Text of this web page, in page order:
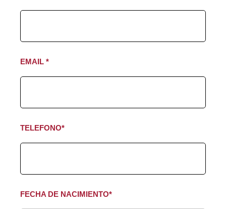
EMAIL *
TELEFONO*
FECHA DE NACIMIENTO*